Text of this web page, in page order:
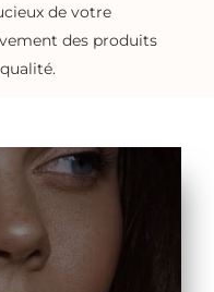
de votre
des produits